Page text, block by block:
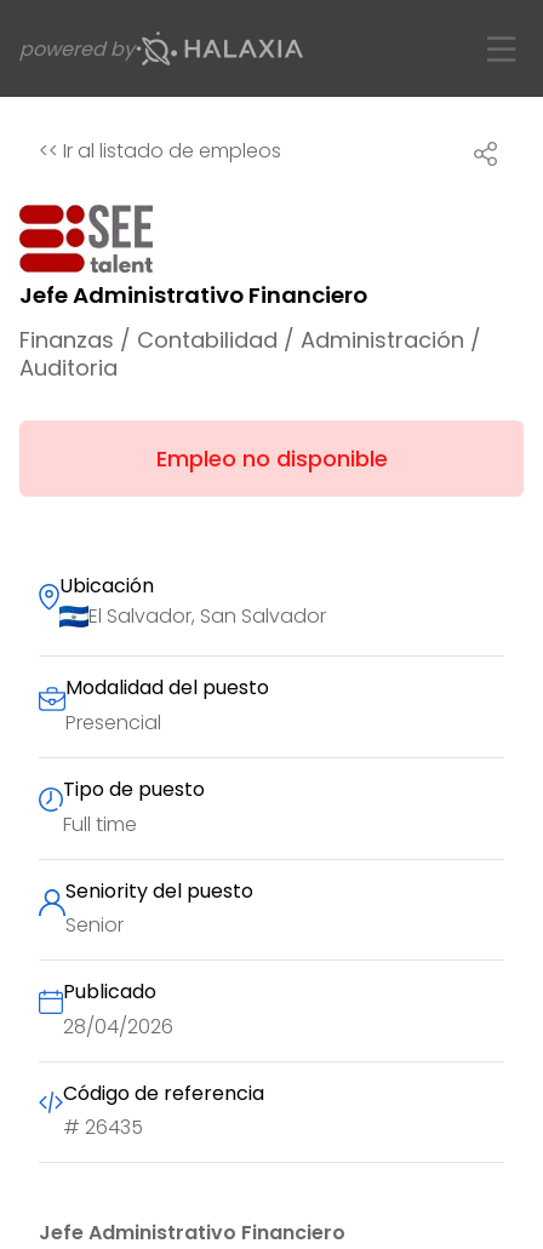
powered by
<< Ir al listado de empleos
Jefe Administrativo Financiero
Jefe Administrativo Financiero
Finanzas / Contabilidad / Administración /
Auditoria
Empleo no disponible
Ubicación
El Salvador, San Salvador
Modalidad del puesto
Presencial
Tipo de puesto
Full time
Seniority del puesto
Senior
Publicado
28/04/2026
Código de referencia
# 26435